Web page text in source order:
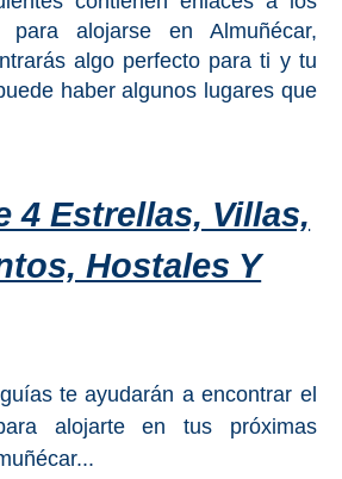
para alojarse en Almuñécar,
algo perfecto para ti y tu
haber algunos lugares que
4 Estrellas, Villas,
Hostales Y
te ayudarán a encontrar el
alojarte en tus próximas